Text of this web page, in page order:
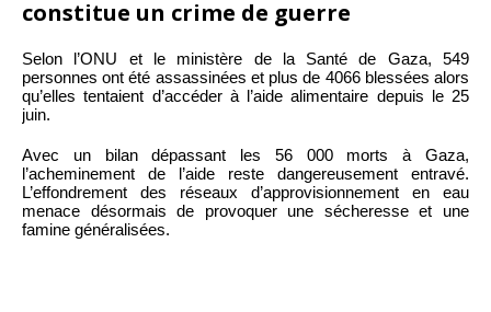
constitue un crime de guerre
Selon l’ONU et le ministère de la Santé de Gaza, 549
personnes ont été assassinées et plus de 4066 blessées alors
qu’elles tentaient d’accéder à l’aide alimentaire depuis le 25
juin.
Avec un bilan dépassant les 56 000 morts à Gaza,
l’acheminement de l’aide reste dangereusement entravé.
L’effondrement des réseaux d’approvisionnement en eau
menace désormais de provoquer une sécheresse et une
famine généralisées.